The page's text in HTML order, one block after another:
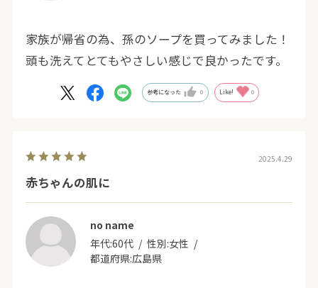
家族が帰省の為、孫のソープを買ってみました！
頭も洗えてとてもやさしい感じで良かったです。
参考になった 0 Like! 0
2025.4.29
赤ちゃんの肌に
no name
年代:60代 性別:女性
都道府県:広島県